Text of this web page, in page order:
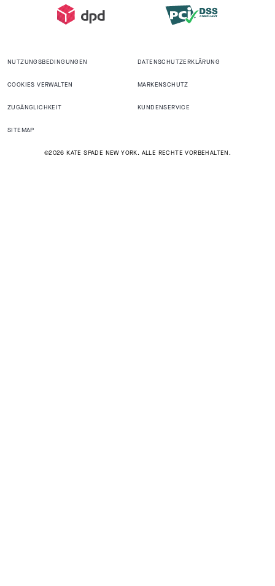
NUTZUNGSBEDINGUNGEN DATENSCHUTZERKLÄRUNG
COOKIES VERWALTEN MARKENSCHUTZ
ZUGÄNGLICHKEIT KUNDENSERVICE
SITEMAP
©2026 KATE SPADE NEW YORK. ALLE RECHTE VORBEHALTEN.